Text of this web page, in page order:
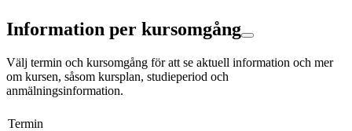
Information per kursomgång
Välj termin och kursomgång för att se aktuell information och mer
om kursen, såsom kursplan, studieperiod och
anmälningsinformation.
Termin